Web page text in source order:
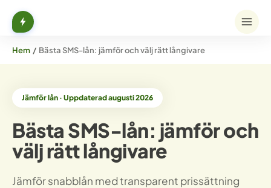
Hem / Bästa SMS-lån: jämför och välj rätt långivare
Jämför lån · Uppdaterad augusti 2026
Bästa SMS-lån: jämför och
välj rätt långivare
Jämför snabblån med transparent prissättning